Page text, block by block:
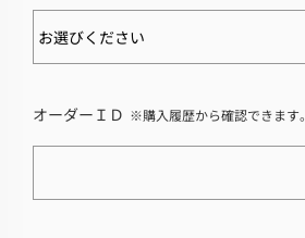
オーダーＩＤ ※購入履歴から確認できます。